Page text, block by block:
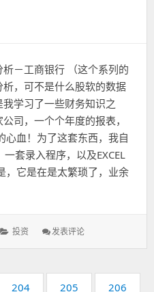
公
司
的
业
绩
和
估
值
水
析－工商银行 （这个系列的
析，可不是什么股软的数据
我学习了一些财务知识之
司，一个个年度的报表，
心血！为了这套东西，我自
套录入程序，以及EXCEL
，它是在是太繁琐了，业余
分
投资 发表评论: 财
页
204 页
205 页
206